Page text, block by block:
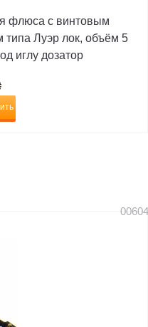
флюса с винтовым
типа Луэр лок, объём 5
иглу дозатор